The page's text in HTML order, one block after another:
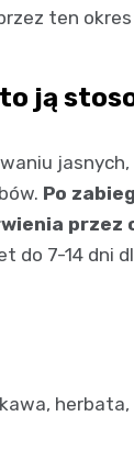
ten
ją
Po
przez
do 7-14 dni